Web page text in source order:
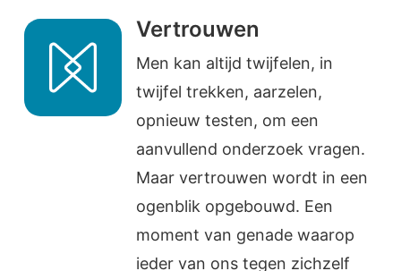
Vertrouwen
Men kan altijd twijfelen, in
twijfel trekken, aarzelen,
opnieuw testen, om een
aanvullend onderzoek vragen.
Maar vertrouwen wordt in een
ogenblik opgebouwd. Een
moment van genade waarop
ieder van ons tegen zichzelf